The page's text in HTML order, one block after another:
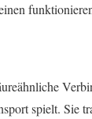
spielt. Sie